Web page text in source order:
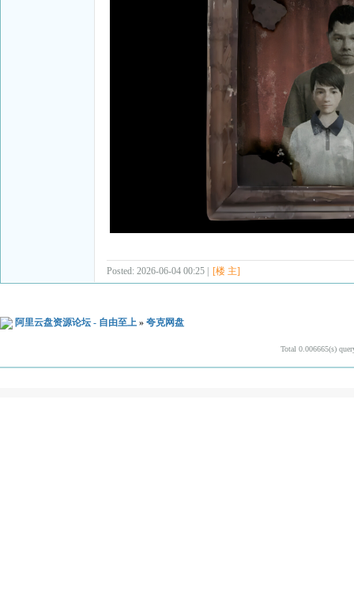
Posted: 2026-06-04 00:25 | [楼 主]
阿里云盘资源论坛 - 自由至上 » 夸克网盘
Total 0.006665(s)